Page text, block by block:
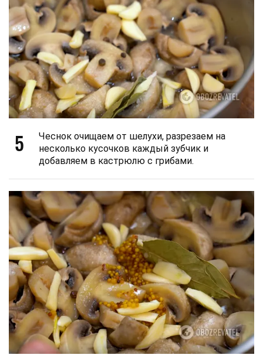
5
Чеснок очищаем от шелухи, разрезаем на
несколько кусочков каждый зубчик и
добавляем в кастрюлю с грибами.